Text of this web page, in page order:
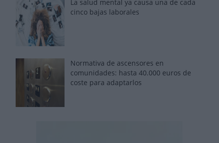
La salud mental ya causa una de cada
cinco bajas laborales
Normativa de ascensores en
comunidades: hasta 40.000 euros de
coste para adaptarlos